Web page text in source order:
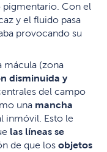
pigmentario. Con el
y el fluido pasa
provocando su
mácula (zona
disminuida y
del campo
una mancha
inmóvil. Esto le
las líneas se
de que los objetos